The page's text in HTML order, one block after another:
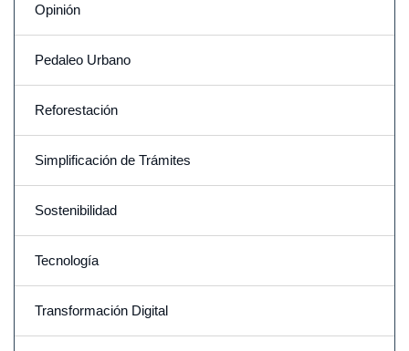
Opinión
Pedaleo Urbano
Reforestación
Simplificación de Trámites
Sostenibilidad
Tecnología
Transformación Digital